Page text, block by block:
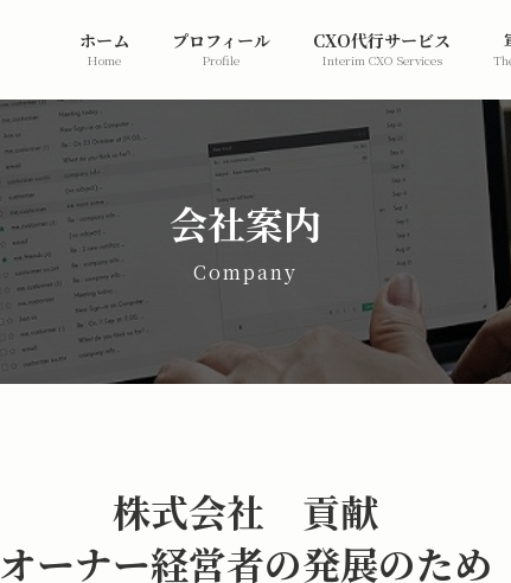
ホーム
Home
プロフィール
Profile
CXO代行サービス
Interim CXO Services
会社案内
Company
株式会社 貢献
オーナー経営者の発展のため